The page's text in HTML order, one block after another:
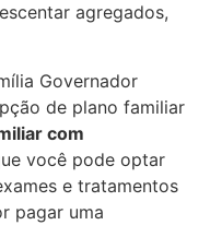
agregados,
Governador
de plano familiar
com
você pode optar
e tratamentos
pagar uma